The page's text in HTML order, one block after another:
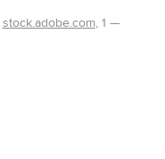
stock.adobe.com, 1 —